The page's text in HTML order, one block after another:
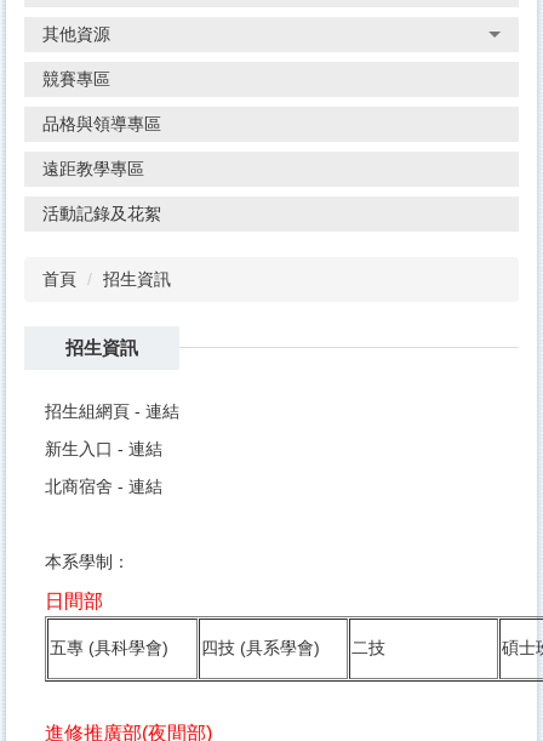
其他資源
競賽專區
品格與領導專區
遠距教學專區
活動記錄及花絮
首頁 招生資訊
招生資訊
招生組網頁 - 連結
新生入口 - 連結
北商宿舍 - 連結
本系學制：
日間部
五專 (具科學會) 四技 (具系學會) 二技 碩士
進修推廣部(夜間部)